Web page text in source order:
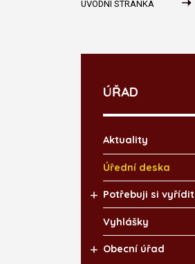
ÚVODNÍ STRÁNKA
ÚŘAD
Aktuality
Úřední deska
Potřebuji si vyřídit
Vyhlášky
Obecní úřad